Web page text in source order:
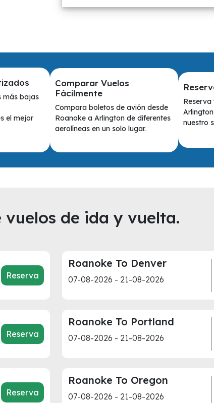
más bajas
el mejor
Comparar Vuelos
Fácilmente
Compara boletos de avión desde
Roanoke a Arlington de diferentes
aerolíneas en un solo lugar.
Reserva
nuestro
de ida y vuelta.
Reserva
Roanoke To Denver
07-08-2026 - 21-08-2026
Reserva
Roanoke To Portland
07-08-2026 - 21-08-2026
Reserva
Roanoke To Oregon
07-08-2026 - 21-08-2026